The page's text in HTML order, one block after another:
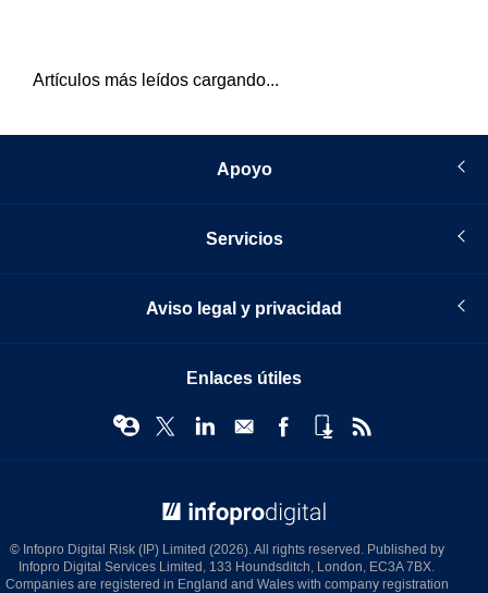
Artículos más leídos cargando...
Apoyo
Servicios
Aviso legal y privacidad
Enlaces útiles
© Infopro Digital Risk (IP) Limited (2026). All rights reserved. Published by
Infopro Digital Services Limited, 133 Houndsditch, London, EC3A 7BX.
Companies are registered in England and Wales with company registration